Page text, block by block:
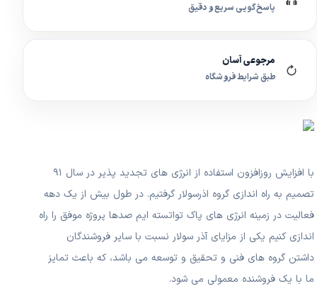
پاسخ‌گویی سریع و دقیق
مرجوعی آسان
طبق شرایط فروشگاه
با افزایش روزافزون استفاده از انرژی های تجدید پذیر در سال ۹۱
تصمیم به راه اندازی گروه اذرسولار گرفتیم. در طول بیش از یک دهه
فعالیت در زمینه انرژی های پاک تواتسته ایم صدها پروژه موفق را راه
اندازی کنیم یکی از مزایای آذر سولار نسبت با سایر فروشندگان
داشتن گروه های فنی و تحقیق و توسعه می باشد، که باعث تمایز
ما با یک فروشنده معمولی می شود.